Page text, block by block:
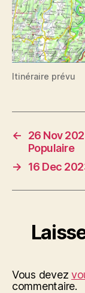
Itinéraire prévu
←
26 Nov
Populaire
→
16 Dec
Vous devez
commentaire.